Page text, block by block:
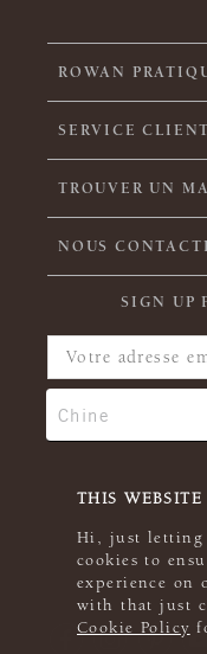
THIS WEBSITE
Hi, just letting
cookies to
experience on
with that just
Cookie Policy
ROWAN
SERVICE CLIENT
TROUVER UN
NOUS
SIGN UP